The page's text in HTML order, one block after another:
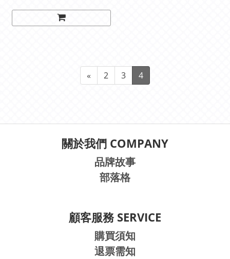
« 2 3 4
關於我們 COMPANY
品牌故事
部落格
顧客服務 SERVICE
購買須知
退票需知